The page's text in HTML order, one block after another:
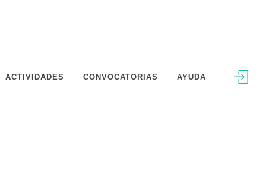
ACTIVIDADES CONVOCATORIAS AYUDA